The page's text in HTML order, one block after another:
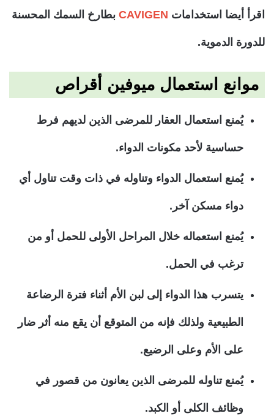
اقرأ أيضا استخدامات CAVIGEN بطارخ السمك المحسنة
للدورة الدموية.
موانع استعمال ميوفين أقراص
يُمنع استعمال العقار للمرضى الذين لديهم فرط
حساسية لأحد مكونات الدواء.
يُمنع استعمال الدواء وتناوله في ذات وقت تناول أي
دواء مسكن آخر.
يُمنع استعماله خلال المراحل الأولى للحمل أو من
ترغب في الحمل.
يتسرب هذا الدواء إلى لبن الأم أثناء فترة الرضاعة
الطبيعية ولذلك فإنه من المتوقع أن يقع منه أثر ضار
على الأم وعلى الرضيع.
يُمنع تناوله للمرضى الذين يعانون من قصور في
وظائف الكلى أو الكبد.